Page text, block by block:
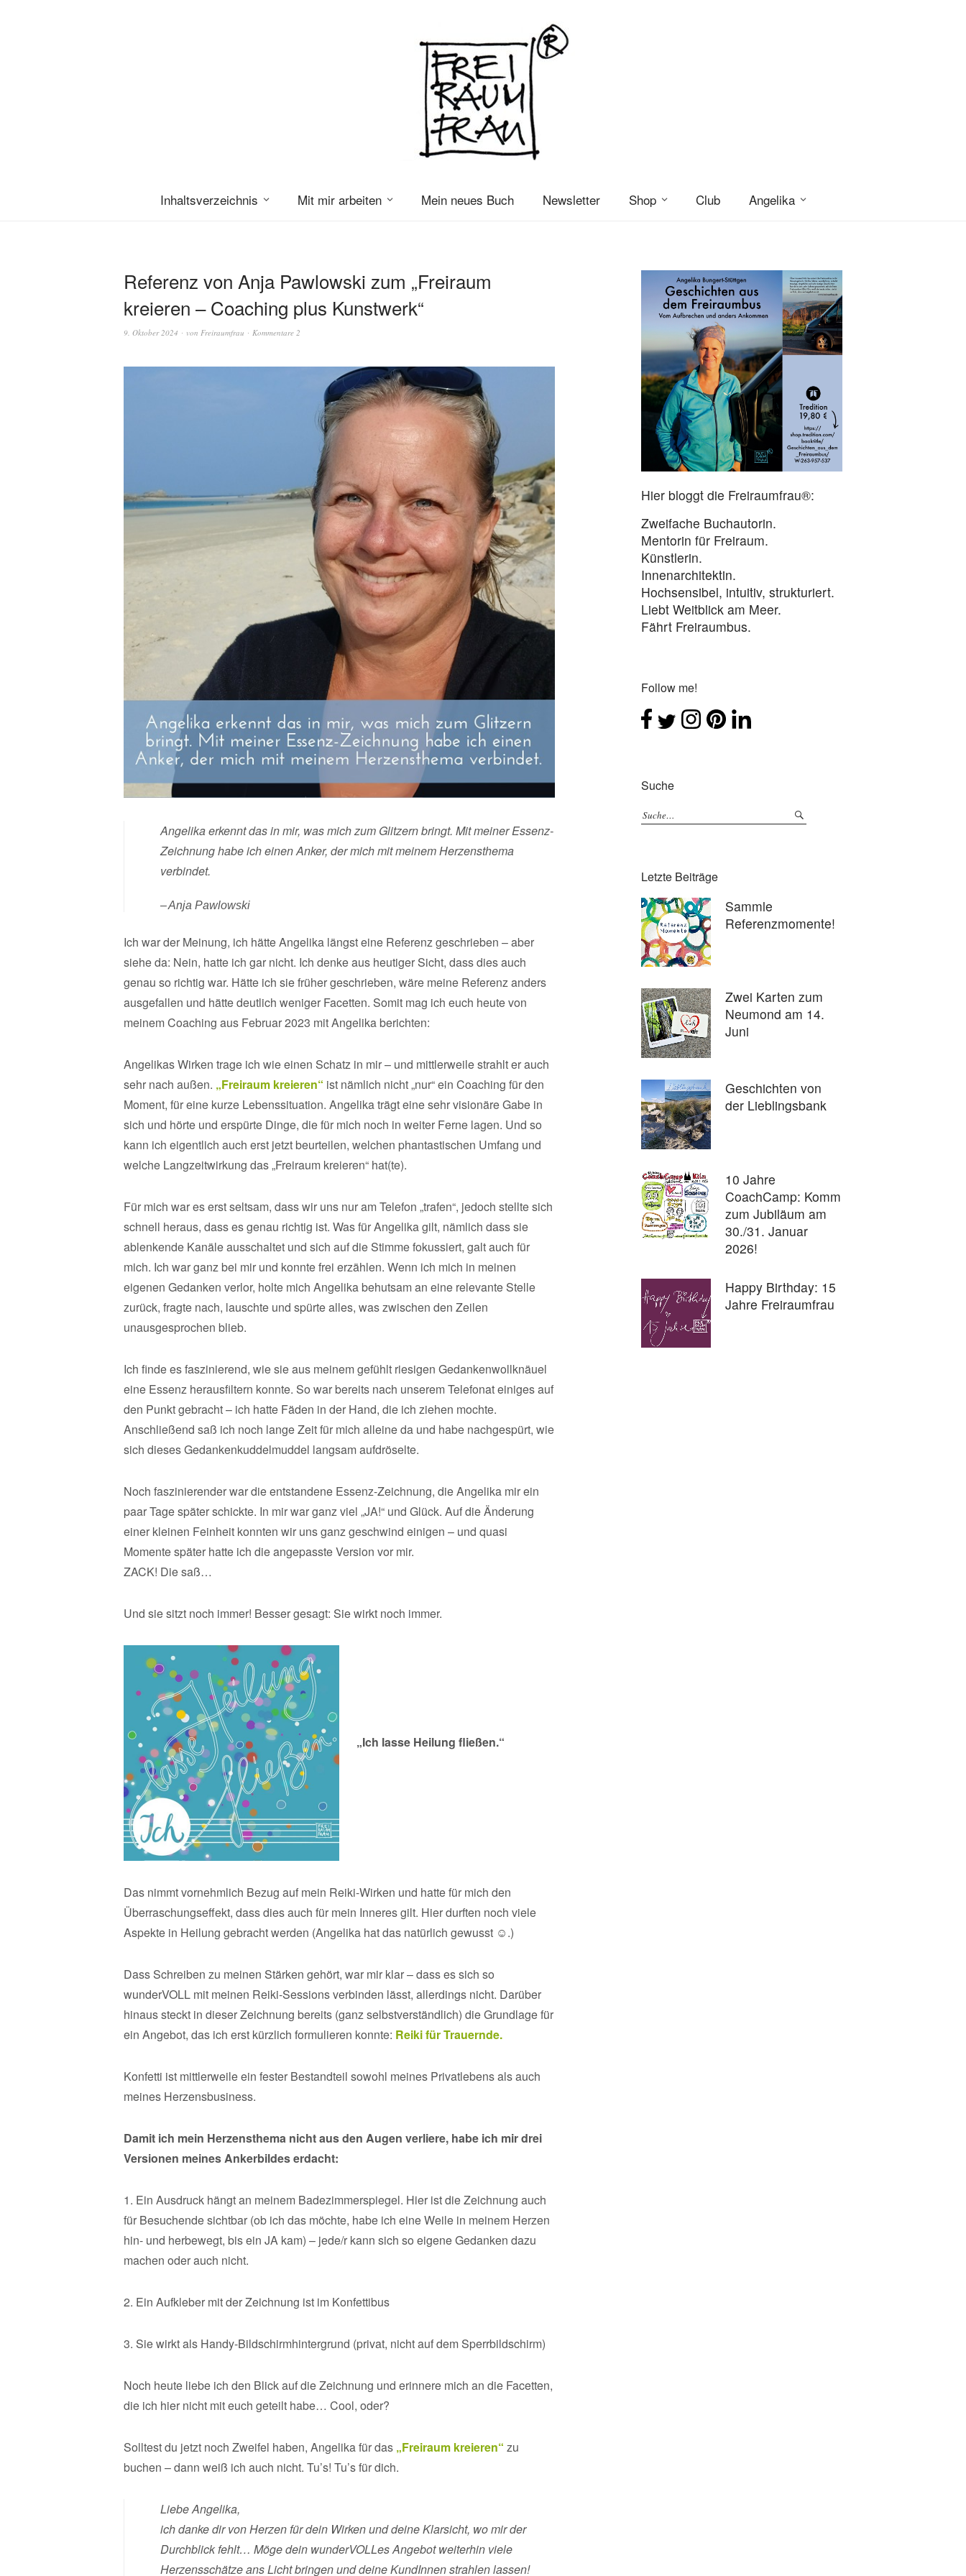
Inhaltsverzeichnis Mit mir arbeiten Mein neues Buch Newsletter Shop Club Angelika
Referenz von Anja Pawlowski zum „Freiraum
kreieren – Coaching plus Kunstwerk“
9. Oktober 2024 von Freiraumfrau Kommentare 2
Angelika erkennt das in mir, was mich zum Glitzern bringt. Mit meiner Essenz-
Zeichnung habe ich einen Anker, der mich mit meinem Herzensthema
verbindet.
Anja Pawlowski
Ich war der Meinung, ich hätte Angelika längst eine Referenz geschrieben – aber
siehe da: Nein, hatte ich gar nicht. Ich denke aus heutiger Sicht, dass dies auch
genau so richtig war. Hätte ich sie früher geschrieben, wäre meine Referenz anders
ausgefallen und hätte deutlich weniger Facetten. Somit mag ich euch heute von
meinem Coaching aus Februar 2023 mit Angelika berichten:
Angelikas Wirken trage ich wie einen Schatz in mir – und mittlerweile strahlt er auch
sehr nach außen. „Freiraum kreieren“ ist nämlich nicht „nur“ ein Coaching für den
Moment, für eine kurze Lebenssituation. Angelika trägt eine sehr visionäre Gabe in
sich und hörte und erspürte Dinge, die für mich noch in weiter Ferne lagen. Und so
kann ich eigentlich auch erst jetzt beurteilen, welchen phantastischen Umfang und
welche Langzeitwirkung das „Freiraum kreieren“ hat(te).
Für mich war es erst seltsam, dass wir uns nur am Telefon „trafen“, jedoch stellte sich
schnell heraus, dass es genau richtig ist. Was für Angelika gilt, nämlich dass sie
ablenkende Kanäle ausschaltet und sich auf die Stimme fokussiert, galt auch für
mich. Ich war ganz bei mir und konnte frei erzählen. Wenn ich mich in meinen
eigenen Gedanken verlor, holte mich Angelika behutsam an eine relevante Stelle
zurück, fragte nach, lauschte und spürte alles, was zwischen den Zeilen
unausgesprochen blieb.
Ich finde es faszinierend, wie sie aus meinem gefühlt riesigen Gedankenwollknäuel
eine Essenz herausfiltern konnte. So war bereits nach unserem Telefonat einiges auf
den Punkt gebracht – ich hatte Fäden in der Hand, die ich ziehen mochte.
Anschließend saß ich noch lange Zeit für mich alleine da und habe nachgespürt, wie
sich dieses Gedankenkuddelmuddel langsam aufdröselte.
Noch faszinierender war die entstandene Essenz-Zeichnung, die Angelika mir ein
paar Tage später schickte. In mir war ganz viel „JA!“ und Glück. Auf die Änderung
einer kleinen Feinheit konnten wir uns ganz geschwind einigen – und quasi
Momente später hatte ich die angepasste Version vor mir.
ZACK! Die saß…
Und sie sitzt noch immer! Besser gesagt: Sie wirkt noch immer.
„Ich lasse Heilung fließen.“
Das nimmt vornehmlich Bezug auf mein Reiki-Wirken und hatte für mich den
Überraschungseffekt, dass dies auch für mein Inneres gilt. Hier durften noch viele
Aspekte in Heilung gebracht werden (Angelika hat das natürlich gewusst ☺.)
Dass Schreiben zu meinen Stärken gehört, war mir klar – dass es sich so
wunderVOLL mit meinen Reiki-Sessions verbinden lässt, allerdings nicht. Darüber
hinaus steckt in dieser Zeichnung bereits (ganz selbstverständlich) die Grundlage für
ein Angebot, das ich erst kürzlich formulieren konnte: Reiki für Trauernde.
Konfetti ist mittlerweile ein fester Bestandteil sowohl meines Privatlebens als auch
meines Herzensbusiness.
Damit ich mein Herzensthema nicht aus den Augen verliere, habe ich mir drei
Versionen meines Ankerbildes erdacht:
1. Ein Ausdruck hängt an meinem Badezimmerspiegel. Hier ist die Zeichnung auch
für Besuchende sichtbar (ob ich das möchte, habe ich eine Weile in meinem Herzen
hin- und herbewegt, bis ein JA kam) – jede/r kann sich so eigene Gedanken dazu
machen oder auch nicht.
2. Ein Aufkleber mit der Zeichnung ist im Konfettibus
3. Sie wirkt als Handy-Bildschirmhintergrund (privat, nicht auf dem Sperrbildschirm)
Noch heute liebe ich den Blick auf die Zeichnung und erinnere mich an die Facetten,
die ich hier nicht mit euch geteilt habe… Cool, oder?
Solltest du jetzt noch Zweifel haben, Angelika für das „Freiraum kreieren“ zu
buchen – dann weiß ich auch nicht. Tu’s! Tu’s für dich.
Liebe Angelika,
ich danke dir von Herzen für dein Wirken und deine Klarsicht, wo mir der
Durchblick fehlt… Möge dein wunderVOLLes Angebot weiterhin viele
Herzensschätze ans Licht bringen und deine KundInnen strahlen lassen!
Hier bloggt die Freiraumfrau®:
Zweifache Buchautorin.
Mentorin für Freiraum.
Künstlerin.
Innenarchitektin.
Hochsensibel, intuitiv, strukturiert.
Liebt Weitblick am Meer.
Fährt Freiraumbus.
Follow me!
Suche
Letzte Beiträge
Sammle
Referenzmomente!
Zwei Karten zum
Neumond am 14.
Juni
Geschichten von
der Lieblingsbank
10 Jahre
CoachCamp: Komm
zum Jubiläum am
30./31. Januar
2026!
Happy Birthday: 15
Jahre Freiraumfrau